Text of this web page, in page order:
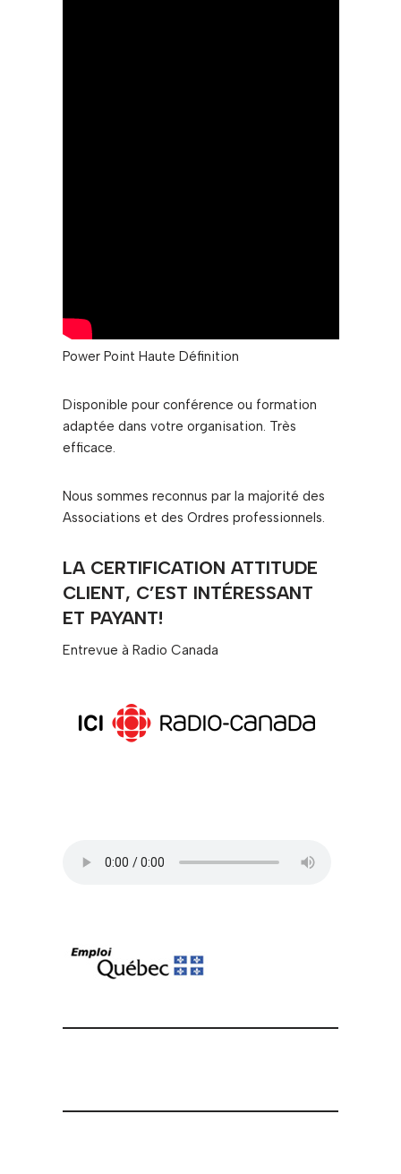
Power Point Haute Définition
Disponible pour conférence ou formation
adaptée dans votre organisation. Très
efficace.
Nous sommes reconnus par la majorité des
Associations et des Ordres professionnels.
LA CERTIFICATION ATTITUDE
CLIENT, C’EST INTÉRESSANT
ET PAYANT!
Entrevue à Radio Canada